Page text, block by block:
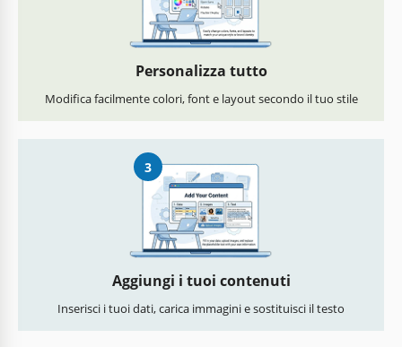
Personalizza tutto
Modifica facilmente colori, font e layout secondo il tuo stile
3
Aggiungi i tuoi contenuti
Inserisci i tuoi dati, carica immagini e sostituisci il testo